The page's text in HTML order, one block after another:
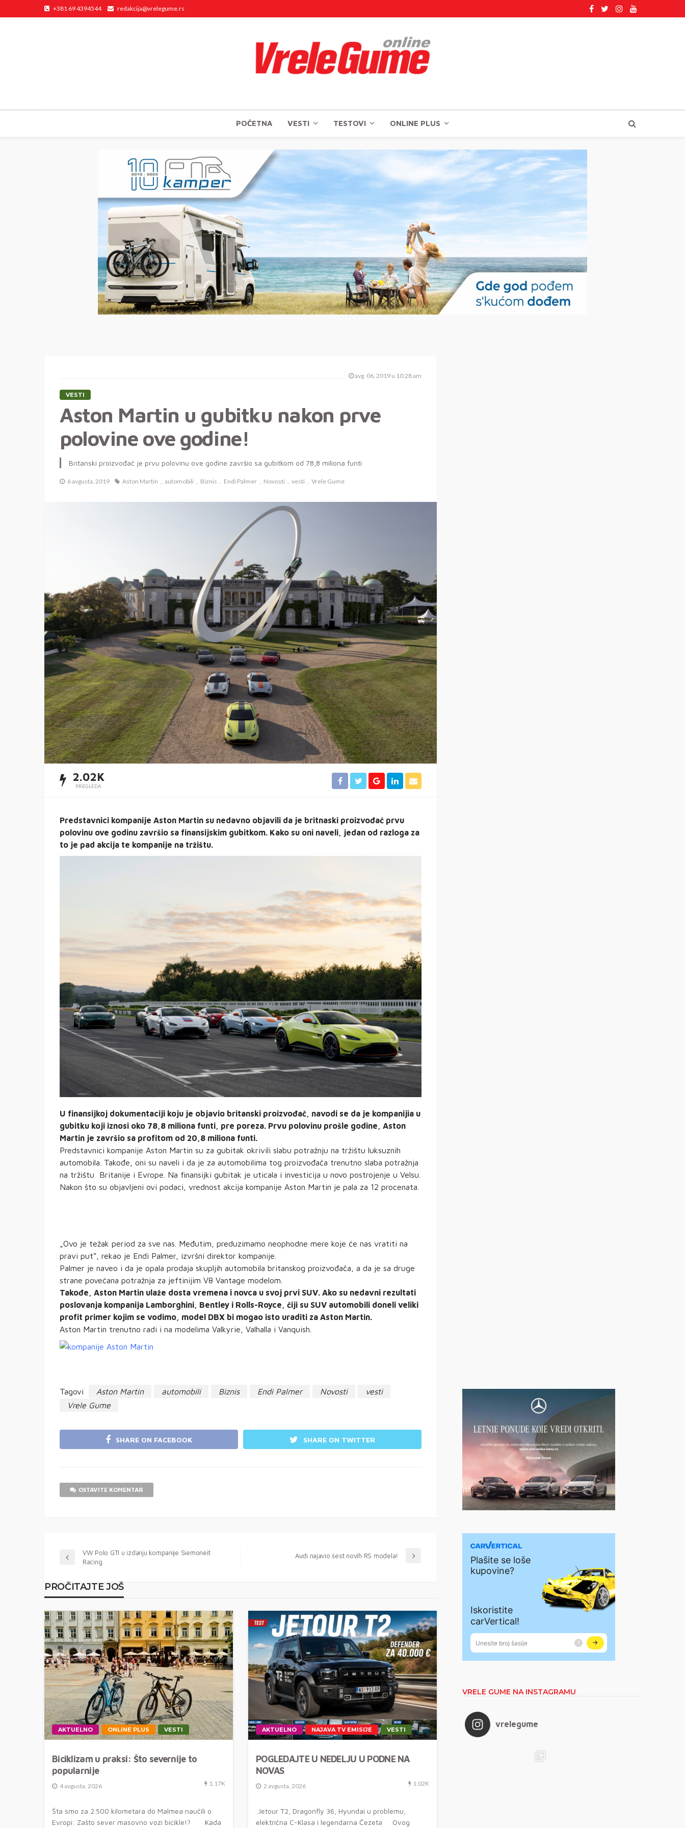
+381 69 4394544 redakcija@vrelegume.rs
POČETNA VESTI TESTOVI ONLINE PLUS
avg. 06, 2019 u 10:28 am
VESTI
Aston Martin u gubitku nakon prve
polovine ove godine!
Britanski proizvođač je prvu polovinu ove godine završio sa gubitkom od 78,8 miliona funti
6 avgusta, 2019 Aston Martin automobili Biznis Endi Palmer Novosti vesti Vrele Gume
2.02K
PREGLEDA
Predstavnici kompanije Aston Martin su nedavno objavili da je britnaski proizvođač prvu
polovinu ove godinu završio sa finansijskim gubitkom. Kako su oni naveli, jedan od razloga za
to je pad akcija te kompanije na tržištu.
U finansijkoj dokumentaciji koju je objavio britanski proizvođač, navodi se da je kompanijia u
gubitku koji iznosi oko 78,8 miliona funti, pre poreza. Prvu polovinu prošle godine, Aston
Martin je završio sa profitom od 20,8 miliona funti.
Predstavnici kompanije Aston Martin su za gubitak okrivili slabu potražnju na tržištu luksuznih
automobila. Takođe, oni su naveli i da je za automobilima tog proizvođača trenutno slaba potražnja
na tržištu Britanije i Evrope. Na finansijki gubitak je uticala i investicija u novo postrojenje u Velsu.
Nakon što su objavljeni ovi podaci, vrednost akcija kompanije Aston Martin je pala za 12 procenata.
„Ovo je težak period za sve nas. Međutim, preduzimamo neophodne mere koje će nas vratiti na
pravi put“, rekao je Endi Palmer, izvršni direktor kompanije.
Palmer je naveo i da je opala prodaja skupljih automobila britanskog proizvođača, a da je sa druge
strane povećana potražnja za jeftinijim V8 Vantage modelom.
Takođe, Aston Martin ulaže dosta vremena i novca u svoj prvi SUV. Ako su nedavni rezultati
poslovanja kompanija Lamborghini, Bentley i Rolls-Royce, čiji su SUV automobili doneli veliki
profit primer kojim se vodimo, model DBX bi mogao isto uraditi za Aston Martin.
Aston Martin trenutno radi i na modelima Valkyrie, Valhalla i Vanquish.
Tagovi Aston Martin automobili Biznis Endi Palmer Novosti
vesti
Vrele Gume
SHARE ON FACEBOOK SHARE ON TWITTER
OSTAVITE KOMENTAR
VW Polo GTI u izdanju kompanije Siemoneit
Racing
Audi najavio šest novih RS modela!
PROČITAJTE JOŠ
AKTUELNO ONLINE PLUS VESTI
Biciklizam u praksi: Što severnije to
popularnije
4 avgusta, 2026 1.17K
Šta smo za 2.500 kilometara do Malmea naučili o
Evropi: Zašto sever masovno vozi bicikle!? Kada
AKTUELNO NAJAVA TV EMISIJE VESTI
POGLEDAJTE U NEDELJU U PODNE NA
NOVAS
2 avgusta, 2026 1.02K
Jetour T2, Dragonfly 36, Hyundai u problemu,
električna C-Klasa i legendarna Čezeta Ovog
VRELE GUME NA INSTAGRAMU
vrelegume